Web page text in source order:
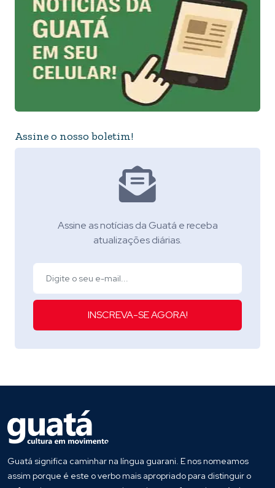
Assine o nosso boletim!
Assine as notícias da Guatá e receba
atualizações diárias.
INSCREVA-SE AGORA!
Guatá significa caminhar na língua guarani. E nos nomeamos
assim porque é este o verbo mais apropriado para distinguir o